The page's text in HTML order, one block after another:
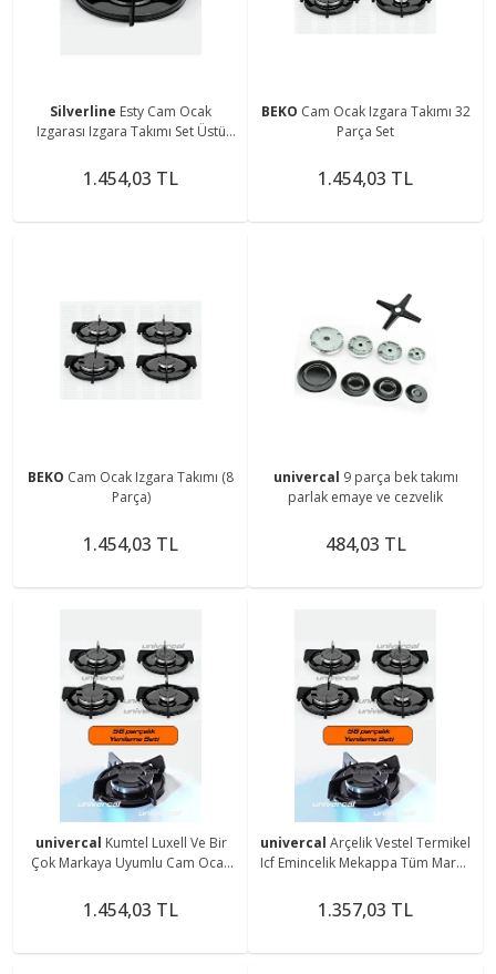
Silverline Esty Cam Ocak
Izgarası Izgara Takımı Set Üstü
Demirleri Takımı
1.454,03 TL
BEKO Cam Ocak Izgara Takımı 32
Parça Set
1.454,03 TL
BEKO Cam Ocak Izgara Takımı (8
Parça)
1.454,03 TL
univercal 9 parça bek takımı
parlak emaye ve cezvelik
484,03 TL
univercal Kumtel Luxell Ve Bir
Çok Markaya Uyumlu Cam Ocak
Takımı
1.454,03 TL
univercal Arçelik Vestel Termikel
Icf Emincelik Mekappa Tüm Marka
1.357,03 TL